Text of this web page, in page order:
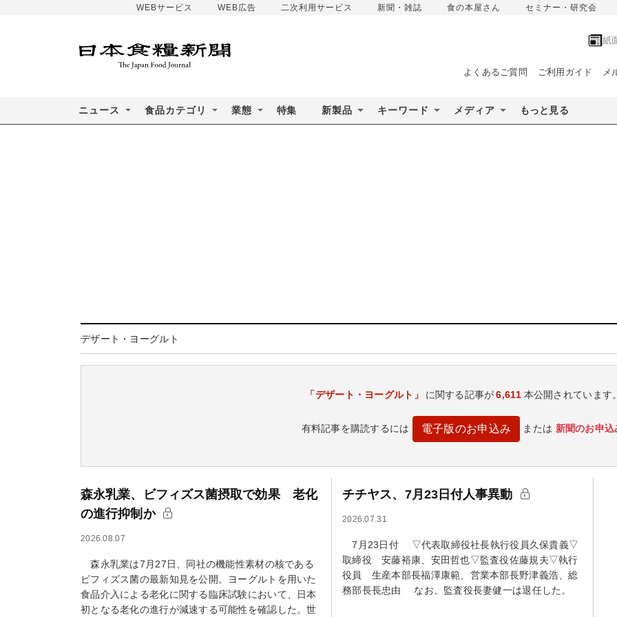
WEBサービス WEB広告 二次利用サービス 新聞・雑誌 食の本屋さん セミナー・研究会
紙
よくあるご質問 ご利用ガイド メ
ニュース 食品カテゴリ 業態 特集 新製品 キーワード メディア もっと見る
デザート・ヨーグルト
「デザート・ヨーグルト」 に関する記事が 6,611 本公開されています
有料記事を購読するには 電子版のお申込み または 新聞のお申込
森永乳業、ビフィズス菌摂取で効果 老化
の進行抑制か
2026.08.07
森永乳業は7月27日、同社の機能性素材の核である
ビフィズス菌の最新知見を公開。ヨーグルトを用いた
食品介入による老化に関する臨床試験において、日本
初となる老化の進行が減速する可能性を確認した。世
チチヤス、7月23日付人事異動
2026.07.31
7月23日付 ▽代表取締役社長執行役員久保貴義▽
取締役 安藤裕康、安田哲也▽監査役佐藤規夫▽執行
役員 生産本部長福澤康範、営業本部長野津義浩、総
務部長長忠由 なお、監査役長妻健一は退任した。